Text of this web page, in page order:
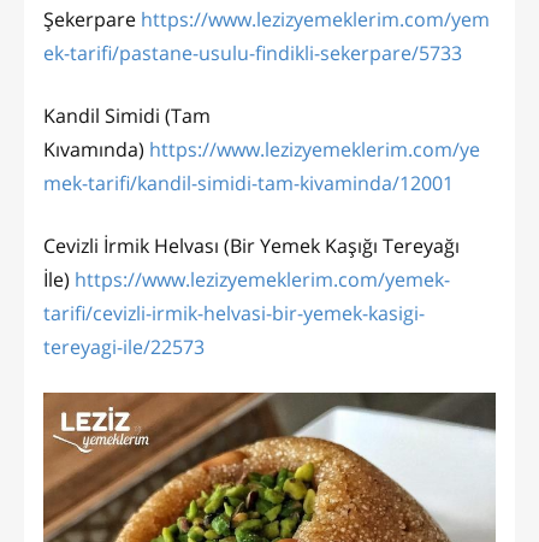
Şekerpare https://www.lezizyemeklerim.com/yem
ek-tarifi/pastane-usulu-findikli-sekerpare/5733
Kandil Simidi (Tam
Kıvamında) https://www.lezizyemeklerim.com/ye
mek-tarifi/kandil-simidi-tam-kivaminda/12001
Cevizli İrmik Helvası (Bir Yemek Kaşığı Tereyağı
İle) https://www.lezizyemeklerim.com/yemek-
tarifi/cevizli-irmik-helvasi-bir-yemek-kasigi-
tereyagi-ile/22573